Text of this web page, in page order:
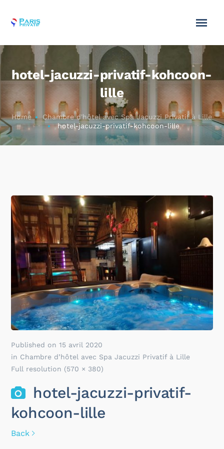
hotel-jacuzzi-privatif-kohcoon-
lille
Home
Chambre d'hôtel avec Spa Jacuzzi Privatif à Lille
hotel-jacuzzi-privatif-kohcoon-lille
Published on15 avril 2020
in Chambre d’hôtel avec Spa Jacuzzi Privatif à Lille
Full resolution (570 × 380)
hotel-jacuzzi-privatif-
kohcoon-lille
Back